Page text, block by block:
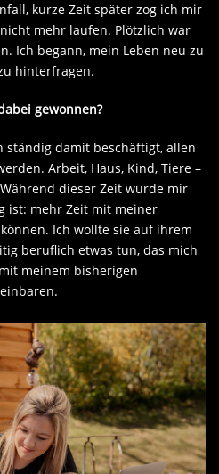
kurze Zeit später zog ich mir
mehr laufen. Plötzlich war
Ich begann, mein Leben neu zu
hinterfragen.
gewonnen?
ständig damit beschäftigt, allen
Arbeit, Haus, Kind, Tiere –
dieser Zeit wurde mir
ist: mehr Zeit mit meiner
Ich wollte sie auf ihrem
beruflich etwas tun, das mich
meinem bisherigen